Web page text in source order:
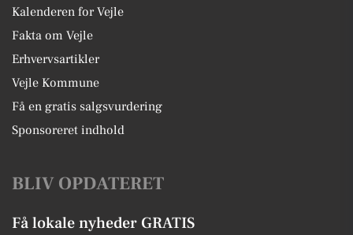
Kalenderen for Vejle
Fakta om Vejle
Erhvervsartikler
Vejle Kommune
Få en gratis salgsvurdering
Sponsoreret indhold
BLIV OPDATERET
Få lokale nyheder GRATIS